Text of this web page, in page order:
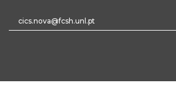
cics.nova@fcsh.unl.pt